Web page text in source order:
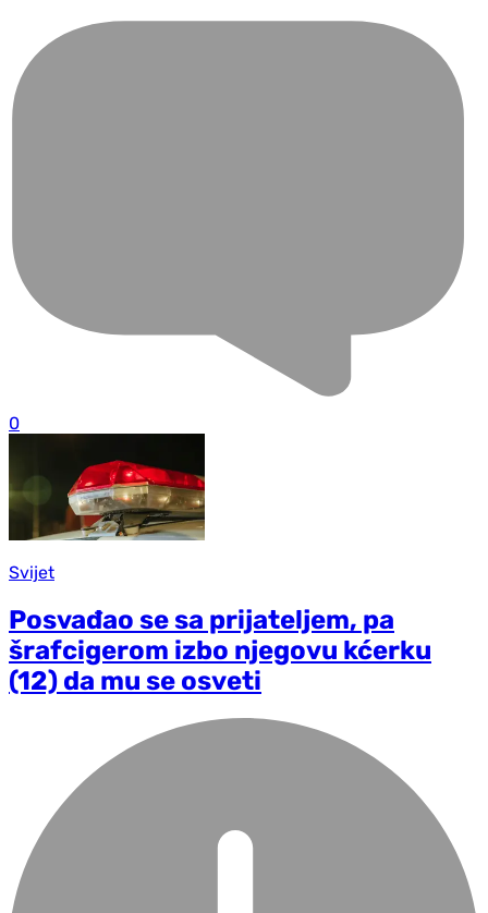
0
Svijet
Posvađao se sa prijateljem, pa
šrafcigerom izbo njegovu kćerku
(12) da mu se osveti